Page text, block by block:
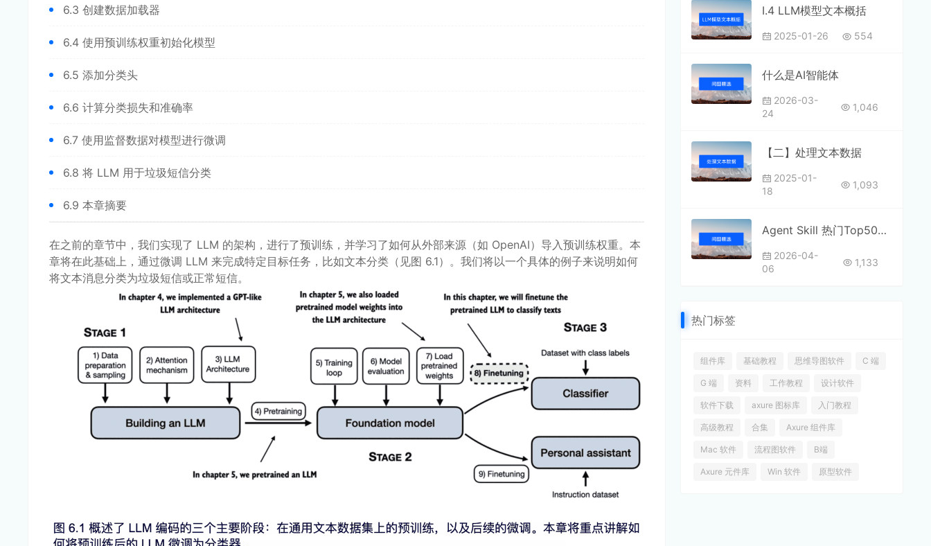
6.3 创建数据加载器
6.4 使用预训练权重初始化模型
6.5 添加分类头
6.6 计算分类损失和准确率
6.7 使用监督数据对模型进行微调
6.8 将 LLM 用于垃圾短信分类
6.9 本章摘要
在之前的章节中，我们实现了 LLM 的架构，进行了预训练，并学习了如何从外部来源（如 OpenAI）导入预训练权重。本
章将在此基础上，通过微调 LLM 来完成特定目标任务，比如文本分类（见图 6.1）。我们将以一个具体的例子来说明如何
将文本消息分类为垃圾短信或正常短信。
Ⅰ.4 LLM模型文本概括
2025-01-26 554
什么是AI智能体
2026-03-
24
1,046
【二】处理文本数据
2025-01-
18
1,093
Agent Skill 热门Top50分享
2026-04-
06
1,133
热门标签
组件库 基础教程 思维导图软件 C 端
G 端 资料 工作教程 设计软件
软件下载 axure 图标库 入门教程
高级教程 合集 Axure 组件库
Mac 软件 流程图软件 B端
Axure 元件库 Win 软件 原型软件